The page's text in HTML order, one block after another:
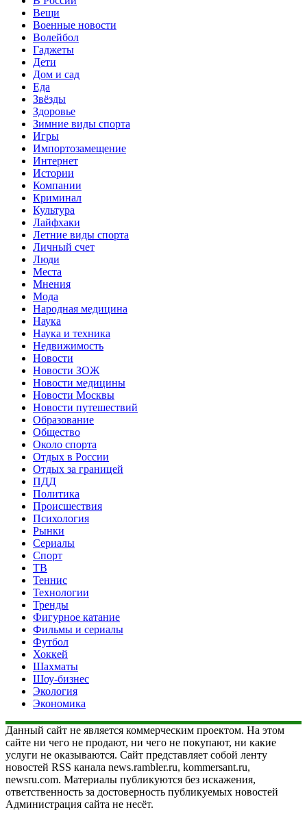
Вещи
Военные новости
Волейбол
Гаджеты
Дети
Дом и сад
Еда
Звёзды
Здоровье
Зимние виды спорта
Игры
Импортозамещение
Интернет
Истории
Компании
Криминал
Культура
Лайфхаки
Летние виды спорта
Личный счет
Люди
Места
Мнения
Мода
Народная медицина
Наука
Наука и техника
Недвижимость
Новости
Новости ЗОЖ
Новости медицины
Новости Москвы
Новости путешествий
Образование
Общество
Около спорта
Отдых в России
Отдых за границей
ПДД
Политика
Происшествия
Психология
Рынки
Сериалы
Спорт
ТВ
Теннис
Технологии
Тренды
Фигурное катание
Фильмы и сериалы
Футбол
Хоккей
Шахматы
Шоу-бизнес
Экология
Экономика
Данный сайт не является коммерческим проектом. На этом
сайте ни чего не продают, ни чего не покупают, ни какие
услуги не оказываются. Сайт представляет собой ленту
новостей RSS канала news.rambler.ru, kommersant.ru,
newsru.com. Материалы публикуются без искажения,
ответственность за достоверность публикуемых новостей
Администрация сайта не несёт.